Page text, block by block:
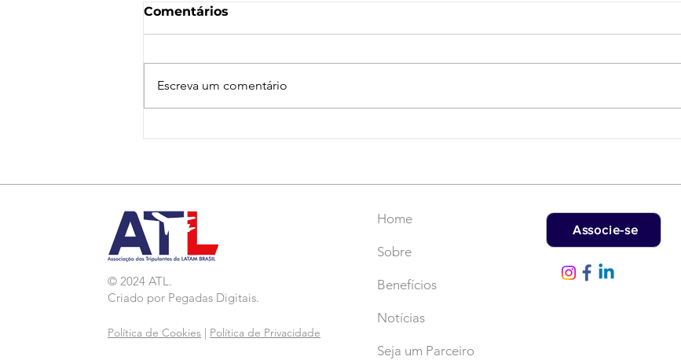
Comentários
Escreva um comentário
© 2024 ATL.
Criado por Pegadas Digitais.
Política de Cookies Política de Privacidade
Home
Sobre
Benefícios
Notícias
Seja um Parceiro
Associe-se